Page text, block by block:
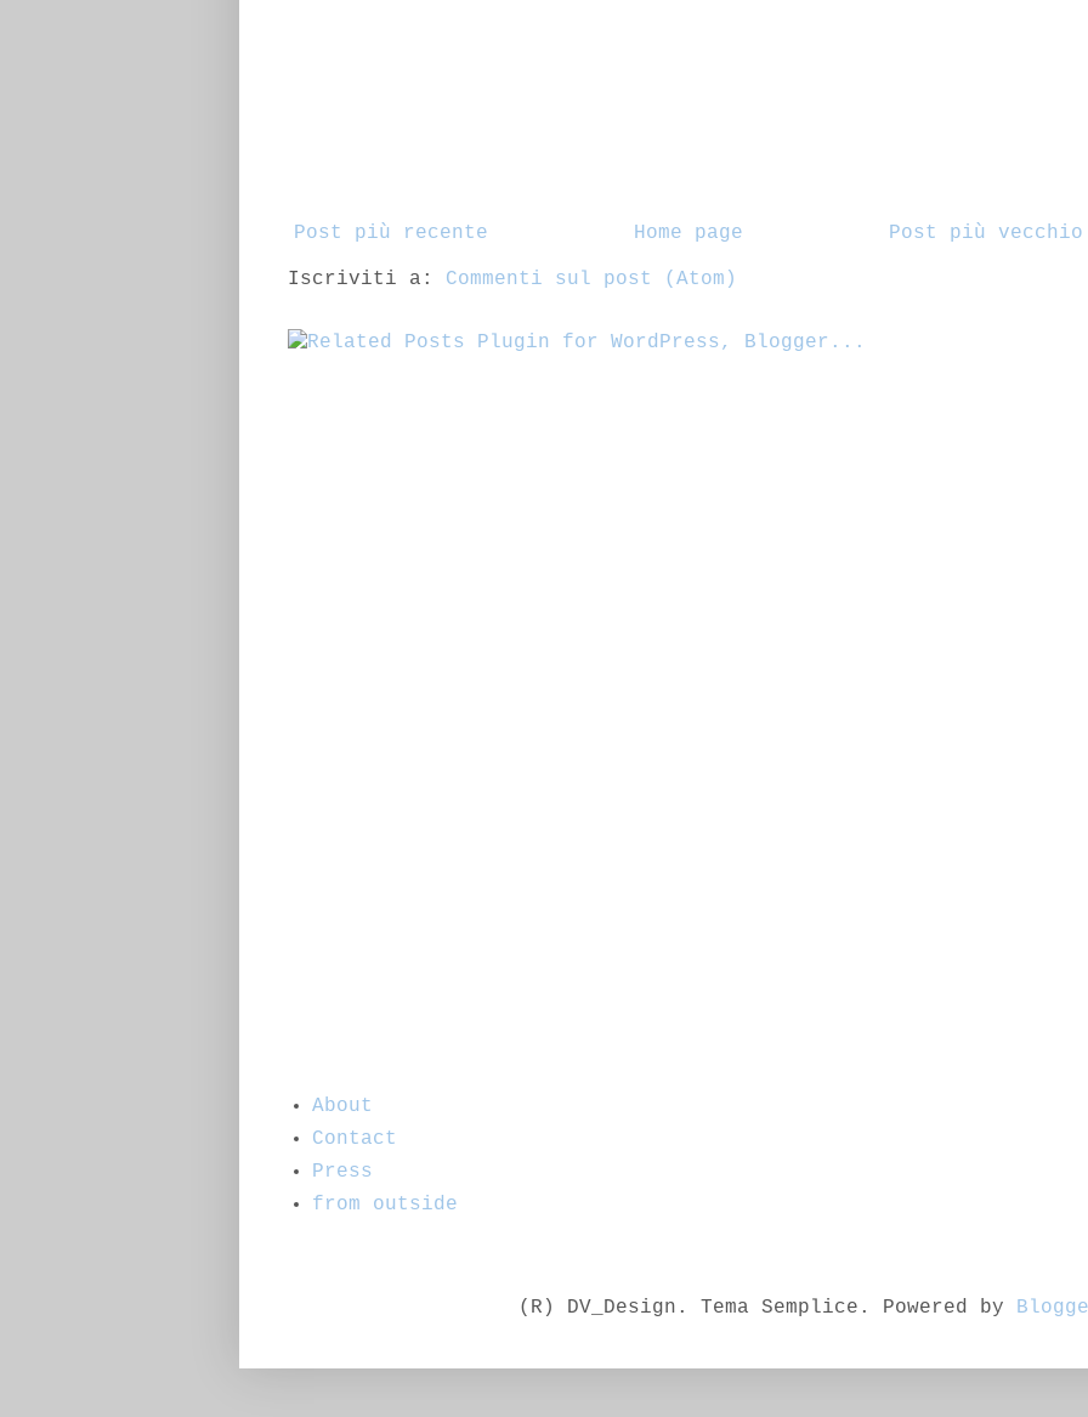
Post più recente Post più vecchio
Home page
Iscriviti a: Commenti sul post (Atom)
About
Contact
Press
from outside
(R) DV_Design. Tema Semplice. Powered by